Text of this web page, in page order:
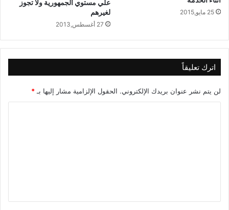
25 مايو,2015
علي مستوي الجمهورية ولا تجوز
لغيرهم
27 أغسطس,2013
اترك تعليقاً
لن يتم نشر عنوان بريدك الإلكتروني. الحقول الإلزامية مشار إليها بـ *
ق